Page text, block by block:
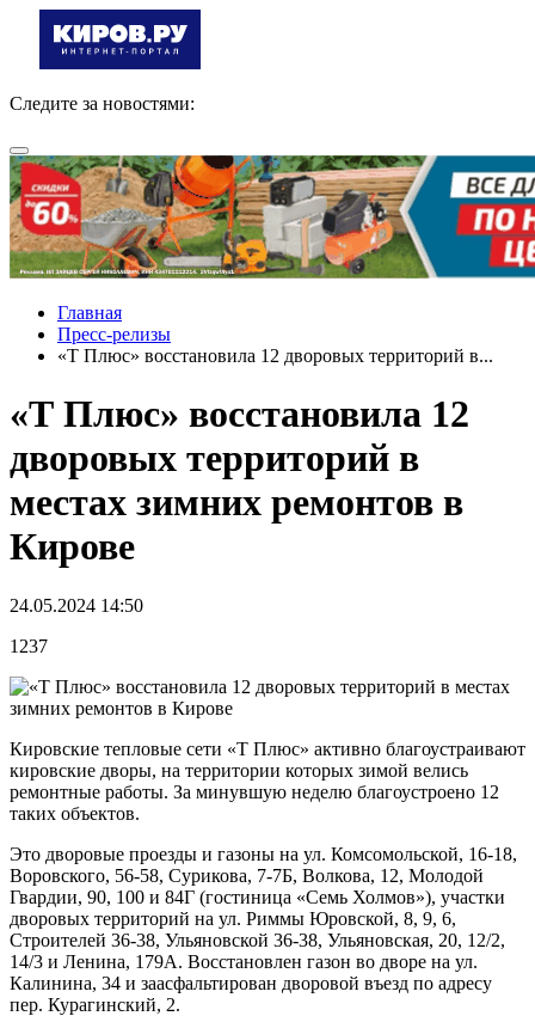
Следите за новостями:
Главная
Пресс-релизы
«Т Плюс» восстановила 12 дворовых территорий в...
«Т Плюс» восстановила 12
дворовых территорий в
местах зимних ремонтов в
Кирове
24.05.2024 14:50
1237
Кировские тепловые сети «Т Плюс» активно благоустраивают
кировские дворы, на территории которых зимой велись
ремонтные работы. За минувшую неделю благоустроено 12
таких объектов.
Это дворовые проезды и газоны на ул. Комсомольской, 16-18,
Воровского, 56-58, Сурикова, 7-7Б, Волкова, 12, Молодой
Гвардии, 90, 100 и 84Г (гостиница «Семь Холмов»), участки
дворовых территорий на ул. Риммы Юровской, 8, 9, 6,
Строителей 36-38, Ульяновской 36-38, Ульяновская, 20, 12/2,
14/3 и Ленина, 179А. Восстановлен газон во дворе на ул.
Калинина, 34 и заасфальтирован дворовой въезд по адресу
пер. Курагинский, 2.